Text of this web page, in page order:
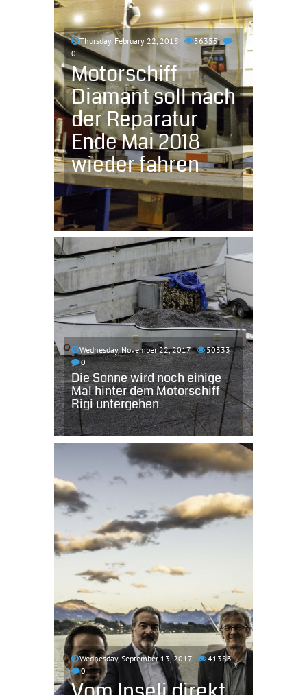
Thursday, February 22, 2018
56355
0
Motorschiff
Diamant soll nach
der Reparatur
Ende Mai 2018
wieder fahren
Wednesday, November 22, 2017
50333
0
Die Sonne wird noch einige
Mal hinter dem Motorschiff
Rigi untergehen
Wednesday, September 13, 2017
41383
0